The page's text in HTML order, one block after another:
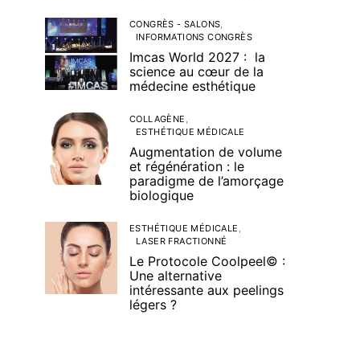
CONGRÈS - SALONS
INFORMATIONS CONGRÈS
Imcas World 2027 : la
science au cœur de la
médecine esthétique
COLLAGÈNE
ESTHÉTIQUE MÉDICALE
Augmentation de volume
et régénération : le
paradigme de l’amorçage
biologique
ESTHÉTIQUE MÉDICALE
LASER FRACTIONNÉ
Le Protocole Coolpeel© :
Une alternative
intéressante aux peelings
légers ?